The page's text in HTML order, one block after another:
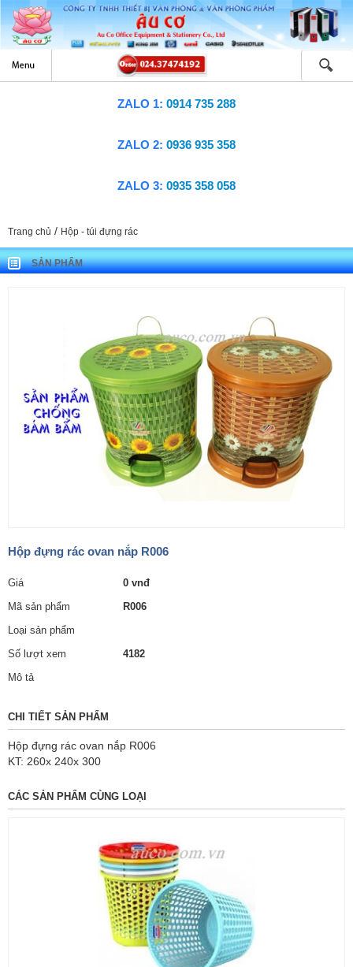
ZALO 1: 0914 735 288
ZALO 2: 0936 935 358
ZALO 3: 0935 358 058
Trang chủ / Hộp - túi đựng rác
SẢN PHẨM
Hộp đựng rác ovan nắp R006
Giá
0 vnđ
Mã sản phẩm
R006
Loại sản phẩm
Số lượt xem
4182
Mô tả
CHI TIẾT SẢN PHẨM
Hộp đựng rác ovan nắp R006
KT: 260x 240x 300
CÁC SẢN PHẨM CÙNG LOẠI